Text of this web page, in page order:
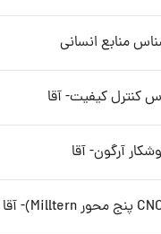
منابع انسانی
کنترل کیفیت- آقا
آرگون- آقا